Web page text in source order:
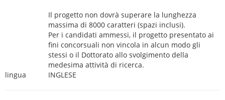
Il progetto non dovrà superare la lunghezza
massima di 8000 caratteri (spazi inclusi).
Per i candidati ammessi, il progetto presentato ai
fini concorsuali non vincola in alcun modo gli
stessi o il Dottorato allo svolgimento della
medesima attività di ricerca.
lingua
INGLESE